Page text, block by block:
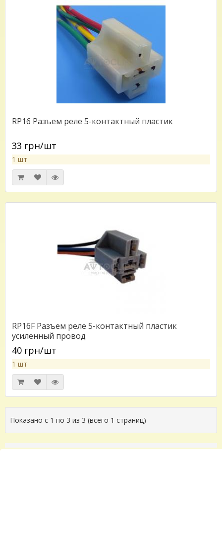
RP16 Разъем реле 5-контактный пластик
33 грн/шт
1 шт
RP16F Разъем реле 5-контактный пластик
усиленный провод
40 грн/шт
1 шт
Показано с 1 по 3 из 3 (всего 1 страниц)